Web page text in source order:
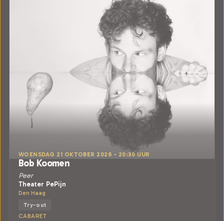
WOENSDAG 21 OKTOBER 2026 • 20:30 UUR
Bob Koomen
Peer
Theater PePijn
Den Haag
Try-out
CABARET